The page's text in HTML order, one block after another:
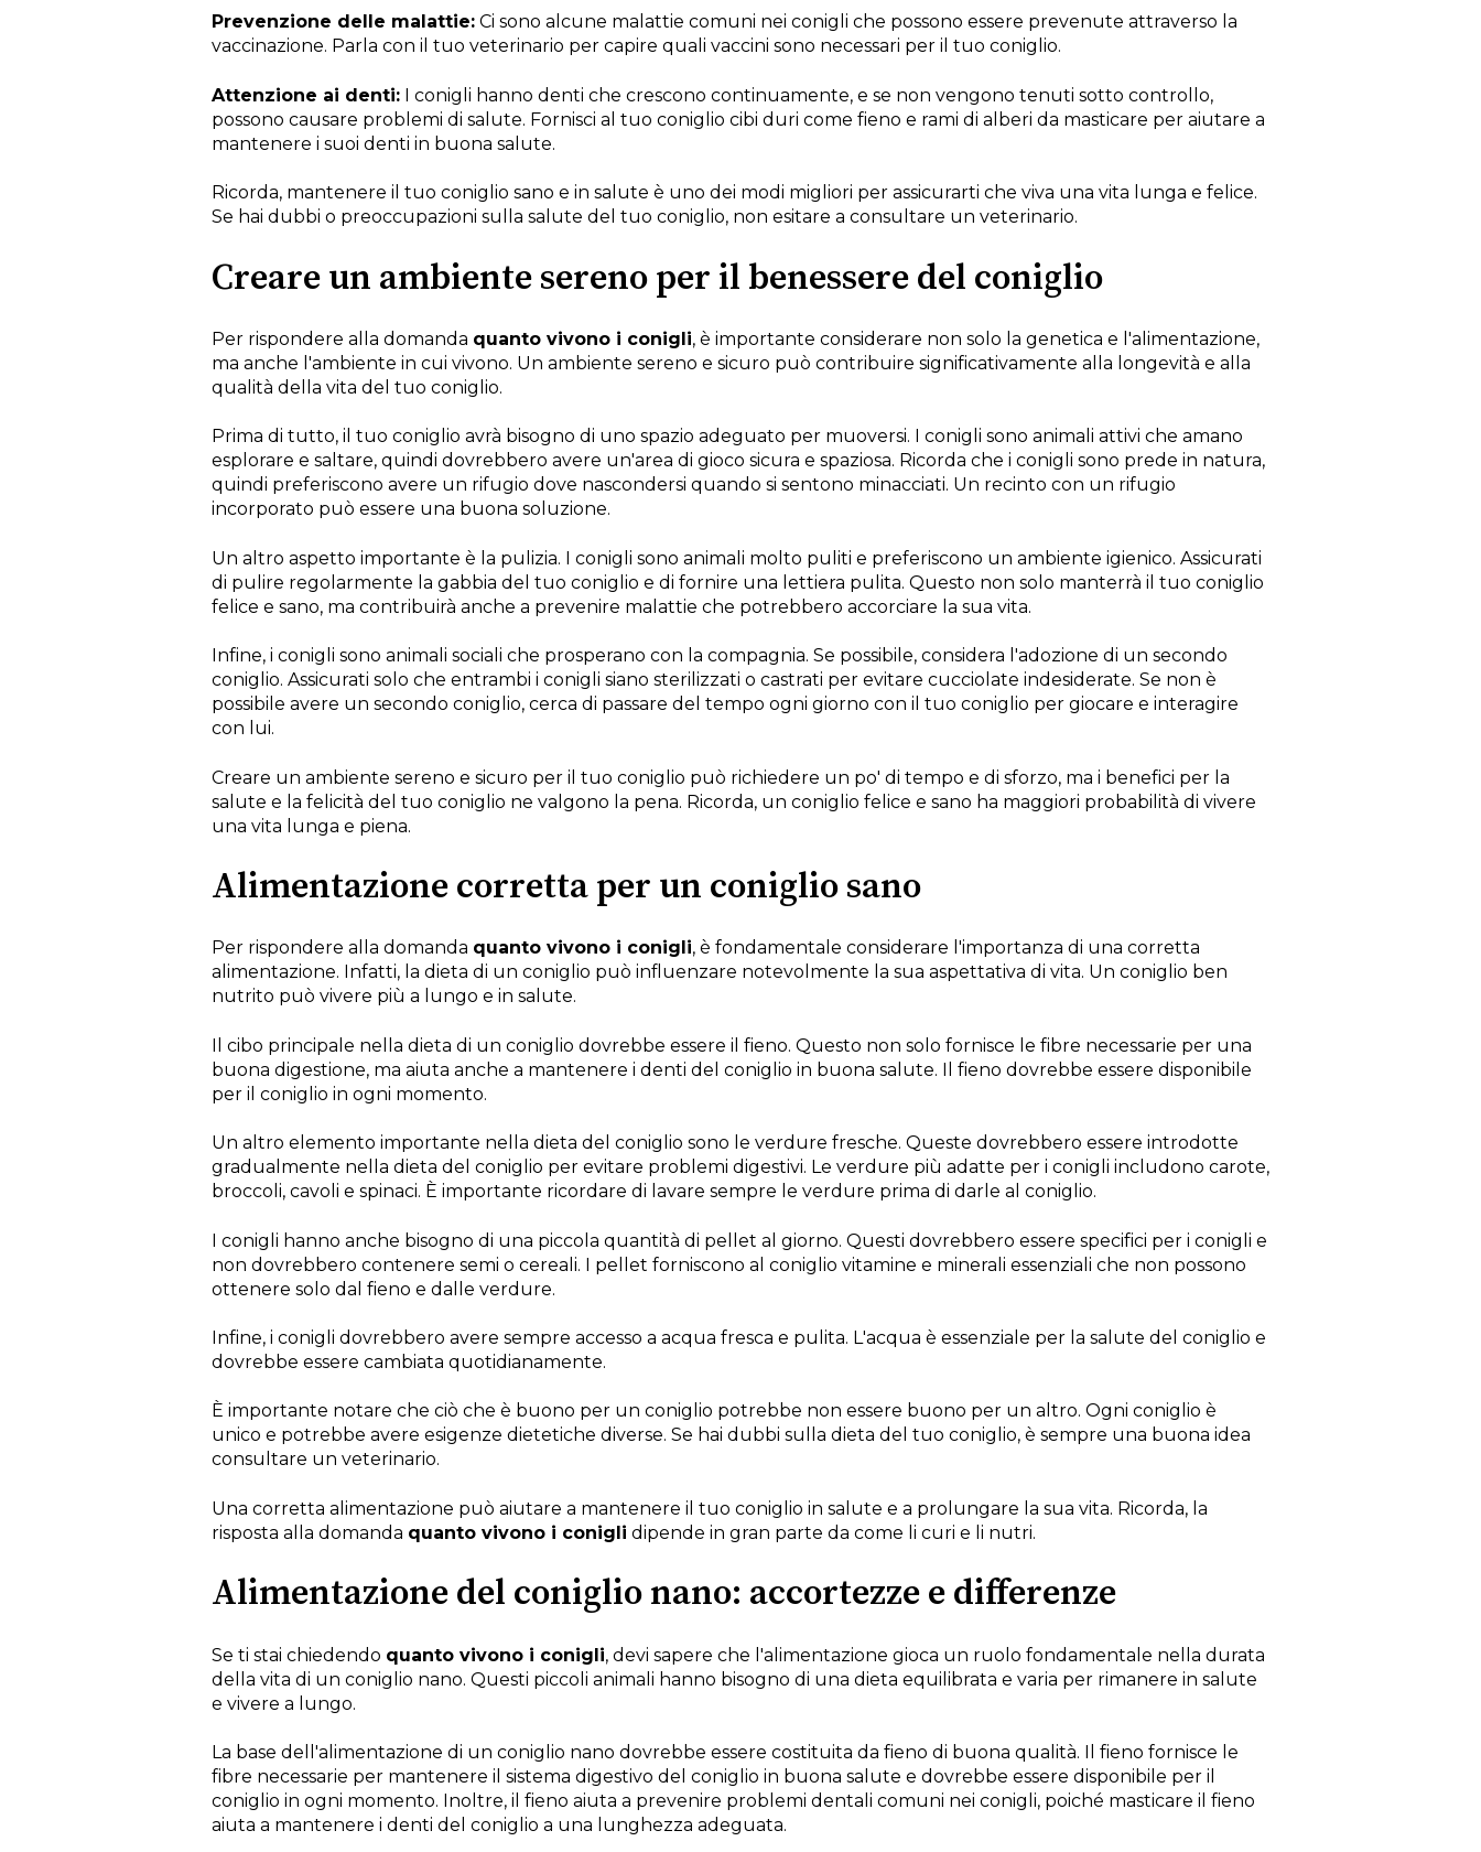
Prevenzione delle malattie: Ci sono alcune malattie comuni nei conigli che possono essere prevenute attraverso la
vaccinazione. Parla con il tuo veterinario per capire quali vaccini sono necessari per il tuo coniglio.
Attenzione ai denti: I conigli hanno denti che crescono continuamente, e se non vengono tenuti sotto controllo,
possono causare problemi di salute. Fornisci al tuo coniglio cibi duri come fieno e rami di alberi da masticare per aiutare a
mantenere i suoi denti in buona salute.
Ricorda, mantenere il tuo coniglio sano e in salute è uno dei modi migliori per assicurarti che viva una vita lunga e felice.
Se hai dubbi o preoccupazioni sulla salute del tuo coniglio, non esitare a consultare un veterinario.
Creare un ambiente sereno per il benessere del coniglio
Per rispondere alla domanda quanto vivono i conigli, è importante considerare non solo la genetica e l'alimentazione,
ma anche l'ambiente in cui vivono. Un ambiente sereno e sicuro può contribuire significativamente alla longevità e alla
qualità della vita del tuo coniglio.
Prima di tutto, il tuo coniglio avrà bisogno di uno spazio adeguato per muoversi. I conigli sono animali attivi che amano
esplorare e saltare, quindi dovrebbero avere un'area di gioco sicura e spaziosa. Ricorda che i conigli sono prede in natura,
quindi preferiscono avere un rifugio dove nascondersi quando si sentono minacciati. Un recinto con un rifugio
incorporato può essere una buona soluzione.
Un altro aspetto importante è la pulizia. I conigli sono animali molto puliti e preferiscono un ambiente igienico. Assicurati
di pulire regolarmente la gabbia del tuo coniglio e di fornire una lettiera pulita. Questo non solo manterrà il tuo coniglio
felice e sano, ma contribuirà anche a prevenire malattie che potrebbero accorciare la sua vita.
Infine, i conigli sono animali sociali che prosperano con la compagnia. Se possibile, considera l'adozione di un secondo
coniglio. Assicurati solo che entrambi i conigli siano sterilizzati o castrati per evitare cucciolate indesiderate. Se non è
possibile avere un secondo coniglio, cerca di passare del tempo ogni giorno con il tuo coniglio per giocare e interagire
con lui.
Creare un ambiente sereno e sicuro per il tuo coniglio può richiedere un po' di tempo e di sforzo, ma i benefici per la
salute e la felicità del tuo coniglio ne valgono la pena. Ricorda, un coniglio felice e sano ha maggiori probabilità di vivere
una vita lunga e piena.
Alimentazione corretta per un coniglio sano
Per rispondere alla domanda quanto vivono i conigli, è fondamentale considerare l'importanza di una corretta
alimentazione. Infatti, la dieta di un coniglio può influenzare notevolmente la sua aspettativa di vita. Un coniglio ben
nutrito può vivere più a lungo e in salute.
Il cibo principale nella dieta di un coniglio dovrebbe essere il fieno. Questo non solo fornisce le fibre necessarie per una
buona digestione, ma aiuta anche a mantenere i denti del coniglio in buona salute. Il fieno dovrebbe essere disponibile
per il coniglio in ogni momento.
Un altro elemento importante nella dieta del coniglio sono le verdure fresche. Queste dovrebbero essere introdotte
gradualmente nella dieta del coniglio per evitare problemi digestivi. Le verdure più adatte per i conigli includono carote,
broccoli, cavoli e spinaci. È importante ricordare di lavare sempre le verdure prima di darle al coniglio.
I conigli hanno anche bisogno di una piccola quantità di pellet al giorno. Questi dovrebbero essere specifici per i conigli e
non dovrebbero contenere semi o cereali. I pellet forniscono al coniglio vitamine e minerali essenziali che non possono
ottenere solo dal fieno e dalle verdure.
Infine, i conigli dovrebbero avere sempre accesso a acqua fresca e pulita. L'acqua è essenziale per la salute del coniglio e
dovrebbe essere cambiata quotidianamente.
È importante notare che ciò che è buono per un coniglio potrebbe non essere buono per un altro. Ogni coniglio è
unico e potrebbe avere esigenze dietetiche diverse. Se hai dubbi sulla dieta del tuo coniglio, è sempre una buona idea
consultare un veterinario.
Una corretta alimentazione può aiutare a mantenere il tuo coniglio in salute e a prolungare la sua vita. Ricorda, la
risposta alla domanda quanto vivono i conigli dipende in gran parte da come li curi e li nutri.
Alimentazione del coniglio nano: accortezze e differenze
Se ti stai chiedendo quanto vivono i conigli, devi sapere che l'alimentazione gioca un ruolo fondamentale nella durata
della vita di un coniglio nano. Questi piccoli animali hanno bisogno di una dieta equilibrata e varia per rimanere in salute
e vivere a lungo.
La base dell'alimentazione di un coniglio nano dovrebbe essere costituita da fieno di buona qualità. Il fieno fornisce le
fibre necessarie per mantenere il sistema digestivo del coniglio in buona salute e dovrebbe essere disponibile per il
coniglio in ogni momento. Inoltre, il fieno aiuta a prevenire problemi dentali comuni nei conigli, poiché masticare il fieno
aiuta a mantenere i denti del coniglio a una lunghezza adeguata.